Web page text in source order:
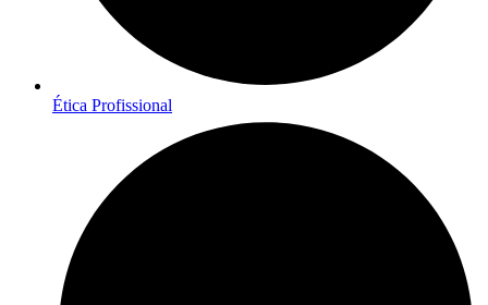
Ética Profissional